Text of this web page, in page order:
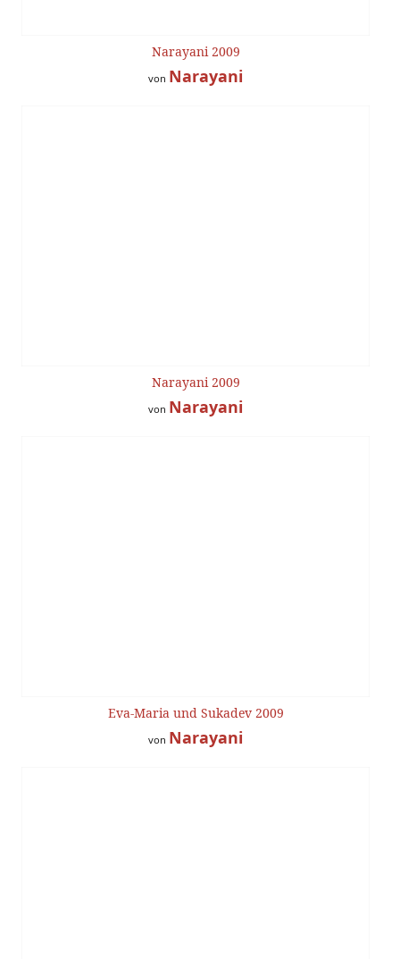
Narayani 2009
von Narayani
Narayani 2009
von Narayani
Eva-Maria und Sukadev 2009
von Narayani